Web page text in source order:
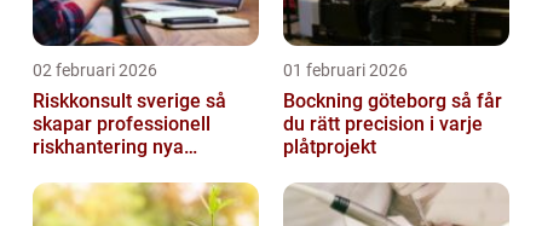
02 februari 2026
Riskkonsult sverige så
skapar professionell
riskhantering nya
01 februari 2026
Bockning göteborg så får
du rätt precision i varje
plåtprojekt